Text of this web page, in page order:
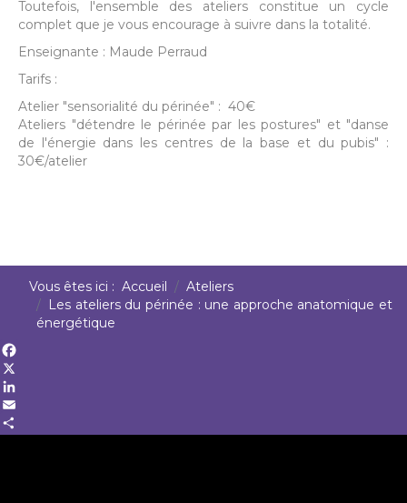
Toutefois, l'ensemble des ateliers constitue un cycle
complet que je vous encourage à suivre dans la totalité.
Enseignante : ​Maude Perraud
Tarifs :
Atelier "sensorialité du périnée" : 40€
Ateliers "détendre le périnée par les postures" et "danse
de l'énergie dans les centres de la base et du pubis" :
30€/atelier
Vous êtes ici : Accueil
Ateliers
Les ateliers du périnée : une approche anatomique et
énergétique
Share